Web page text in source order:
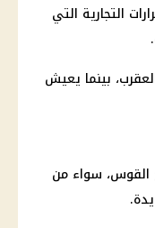
التجارية التي
بينما يعيش
القوس، سواء من